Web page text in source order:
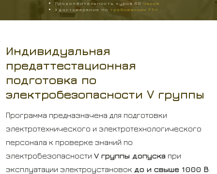
Продолжительность курса 60 часов
Удостоверение по требованиям РТН
Индивидуальная
предаттестационная
подготовка по
электробезопасности V группы
Программа предназначена для подготовки
электротехнического и электротехнологического
персонала к проверке знаний по
электробезопасности V группы допуска при
эксплуатации электроустановок до и свыше 1000 В